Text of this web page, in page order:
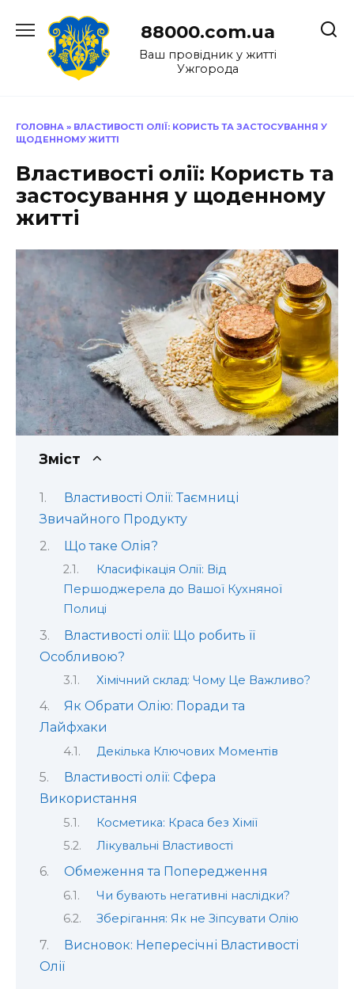
до
88000.com.ua
Ваш провідник у житті
Ужгорода
ГОЛОВНА » ВЛАСТИВОСТІ ОЛІЇ: КОРИСТЬ ТА ЗАСТОСУВАННЯ У
ЩОДЕННОМУ ЖИТТІ
Властивості олії: Користь та
застосування у щоденному
житті
Зміст
Властивості Олії: Таємниці
Звичайного Продукту
Що таке Олія?
Класифікація Олії: Від
Першоджерела до Вашої Кухняної
Полиці
Властивості олії: Що робить її
Особливою?
Хімічний склад: Чому Це Важливо?
Як Обрати Олію: Поради та
Лайфхаки
Декілька Ключових Моментів
Властивості олії: Сфера
Використання
Косметика: Краса без Хімії
Лікувальні Властивості
Обмеження та Попередження
Чи бувають негативні наслідки?
Зберігання: Як не Зіпсувати Олію
Висновок: Непересічні Властивості
Олії